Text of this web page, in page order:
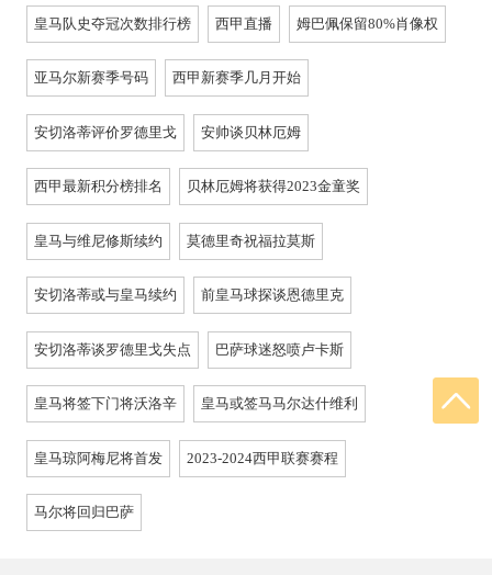
皇马队史夺冠次数排行榜 西甲直播 姆巴佩保留80%肖像权
亚马尔新赛季号码 西甲新赛季几月开始
安切洛蒂评价罗德里戈 安帅谈贝林厄姆
西甲最新积分榜排名 贝林厄姆将获得2023金童奖
皇马与维尼修斯续约 莫德里奇祝福拉莫斯
安切洛蒂或与皇马续约 前皇马球探谈恩德里克
安切洛蒂谈罗德里戈失点 巴萨球迷怒喷卢卡斯
皇马将签下门将沃洛辛 皇马或签马马尔达什维利
皇马琼阿梅尼将首发 2023-2024西甲联赛赛程
马尔将回归巴萨